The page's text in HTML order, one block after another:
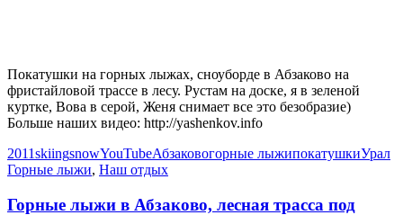
Покатушки на горных лыжах, сноуборде в Абзаково на
фристайловой трассе в лесу. Рустам на доске, я в зеленой
куртке, Вова в серой, Женя снимает все это безобразие)
Больше наших видео: http://yashenkov.info
2011skiingsnowYouTubeАбзаковогорные лыжипокатушкиУрал
Горные лыжи, Наш отдых
Горные лыжи в Абзаково, лесная трасса под